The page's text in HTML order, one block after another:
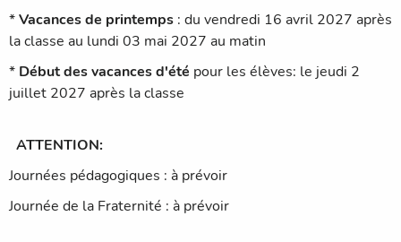
*Vacances de printemps : du vendredi 16 avril 2027 après
la classe au lundi 03 mai 2027 au matin
* Début des vacances d'été pour les élèves: le jeudi 2
juillet 2027 après la classe
ATTENTION:
Journées pédagogiques : à prévoir
Journée de la Fraternité : à prévoir